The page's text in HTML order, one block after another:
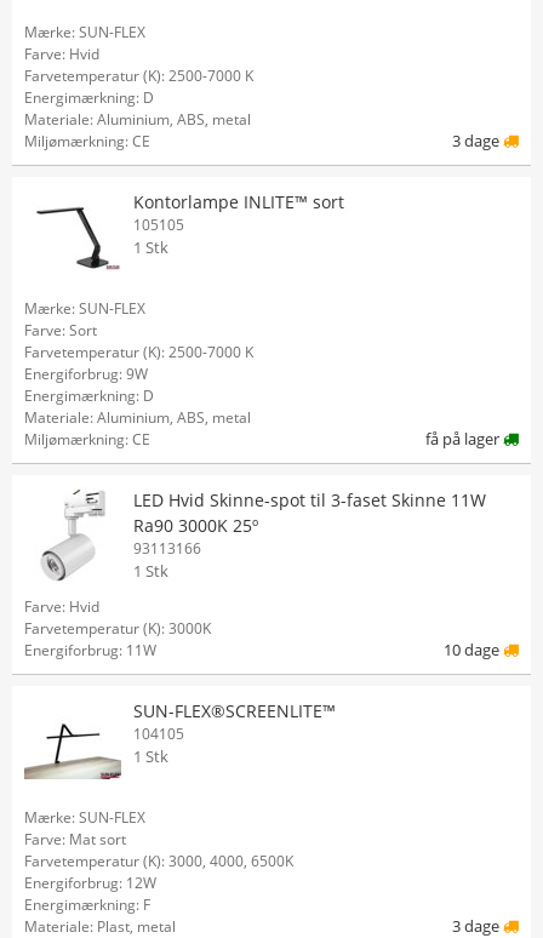
Mærke: SUN-FLEX
Farve: Hvid
Farvetemperatur (K): 2500-7000 K
Energimærkning: D
Materiale: Aluminium, ABS, metal
Miljømærkning: CE
3 dage
Kontorlampe INLITE™ sort
105105
1 Stk
Mærke: SUN-FLEX
Farve: Sort
Farvetemperatur (K): 2500-7000 K
Energiforbrug: 9W
Energimærkning: D
Materiale: Aluminium, ABS, metal
Miljømærkning: CE
få på lager
LED Hvid Skinne-spot til 3-faset Skinne 11W
Ra90 3000K 25º
93113166
1 Stk
Farve: Hvid
Farvetemperatur (K): 3000K
Energiforbrug: 11W
10 dage
SUN-FLEX®SCREENLITE™
104105
1 Stk
Mærke: SUN-FLEX
Farve: Mat sort
Farvetemperatur (K): 3000, 4000, 6500K
Energiforbrug: 12W
Energimærkning: F
Materiale: Plast, metal
3 dage